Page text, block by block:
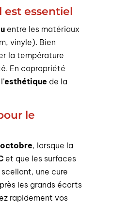
est essentiel
entre les matériaux
vinyle). Bien
la température
En copropriété
esthétique de la
le
, lorsque la
et que les surfaces
une cure
les grands écarts
rapidement vos